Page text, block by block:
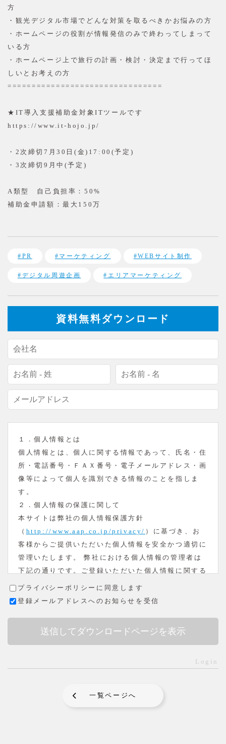
方
・観光デジタル市場でどんな対策を取るべきかお悩みの方
・ホームページの役割が情報発信のみで終わってしまって
いる方
・ホームページ上で旅行の計画・検討・決定まで行ってほ
しいとお考えの方
================================
★IT導入支援補助金対象ITツールです
https://www.it-hojo.jp/
・2次締切7月30日(金)17:00(予定)
・3次締切9月中(予定)
A類型 自己負担率：50%
補助金申請額：最大150万
#PR #マーケティング #WEBサイト制作
#デジタル周遊企画 #エリアマーケティング
資料無料ダウンロード
１．個人情報とは
個人情報とは、個人に関する情報であって、氏名・住
所・電話番号・ＦＡＸ番号・電子メールアドレス・画
像等によって個人を識別できる情報のことを指しま
す。
２．個人情報の保護に関して
本サイトは弊社の個人情報保護方針
（ http://www.aap.co.jp/privacy/ ）に基づき、お
客様からご提供いただいた個人情報を安全かつ適切に
管理いたします。 弊社における個人情報の管理者は
下記の通りです。ご登録いただいた個人情報に関する
お問い合わせはこちらまでお願いいたします。
株式会社エイエイピー 静岡県静岡市駿河区森下町3-
苦情相談窓口責任者 青柳英記
収集するお客様の個人情報につきましては、お客様か
アドレス等の情報提供をお願いしております。
プライバシーポリシーに同意します
登録メールアドレスへのお知らせを受信
Login
一覧ページへ